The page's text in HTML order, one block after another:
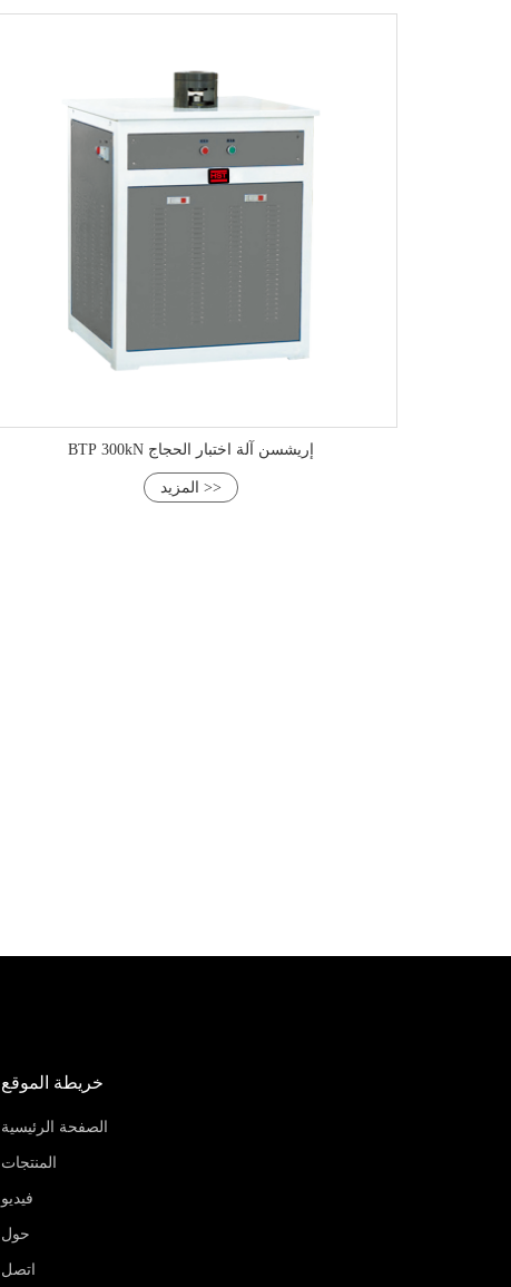
BTP 300kN إريشسن آلة اختبار الحجاج
المزيد >>
خريطة الموقع
الصفحة الرئيسية
المنتجات
فيديو
حول
اتصل